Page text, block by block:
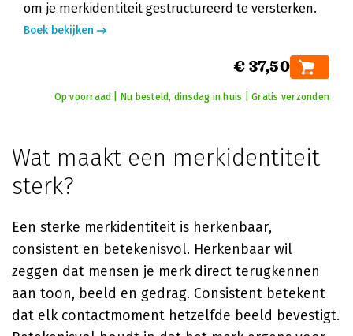
om je merkidentiteit gestructureerd te versterken.
Boek bekijken
€ 37,50
Op voorraad | Nu besteld, dinsdag in huis | Gratis verzonden
Wat maakt een merkidentiteit
sterk?
Een sterke merkidentiteit is herkenbaar,
consistent en betekenisvol. Herkenbaar wil
zeggen dat mensen je merk direct terugkennen
aan toon, beeld en gedrag. Consistent betekent
dat elk contactmoment hetzelfde beeld bevestigt.